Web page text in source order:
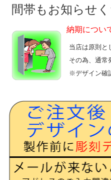
間帯もお知らせ
納期につい
当店は原則と
その為、通常
※デザイン確